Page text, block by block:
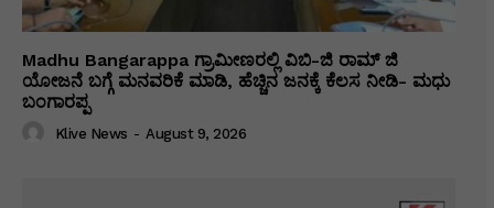
Madhu Bangarappa ಗ್ರಾಮೀಣರಲ್ಲಿ ವಿಬಿ-ಜಿ ರಾಮ್ ಜಿ
ಯೋಜನೆ ಬಗ್ಗೆ ಮನವರಿಕೆ ಮಾಡಿ, ಹೆಚ್ಚಿನ ಜನಕ್ಕೆ ಕೆಲಸ ನೀಡಿ- ಮಧು
ಬಂಗಾರಪ್ಪ
Klive News - August 9, 2026